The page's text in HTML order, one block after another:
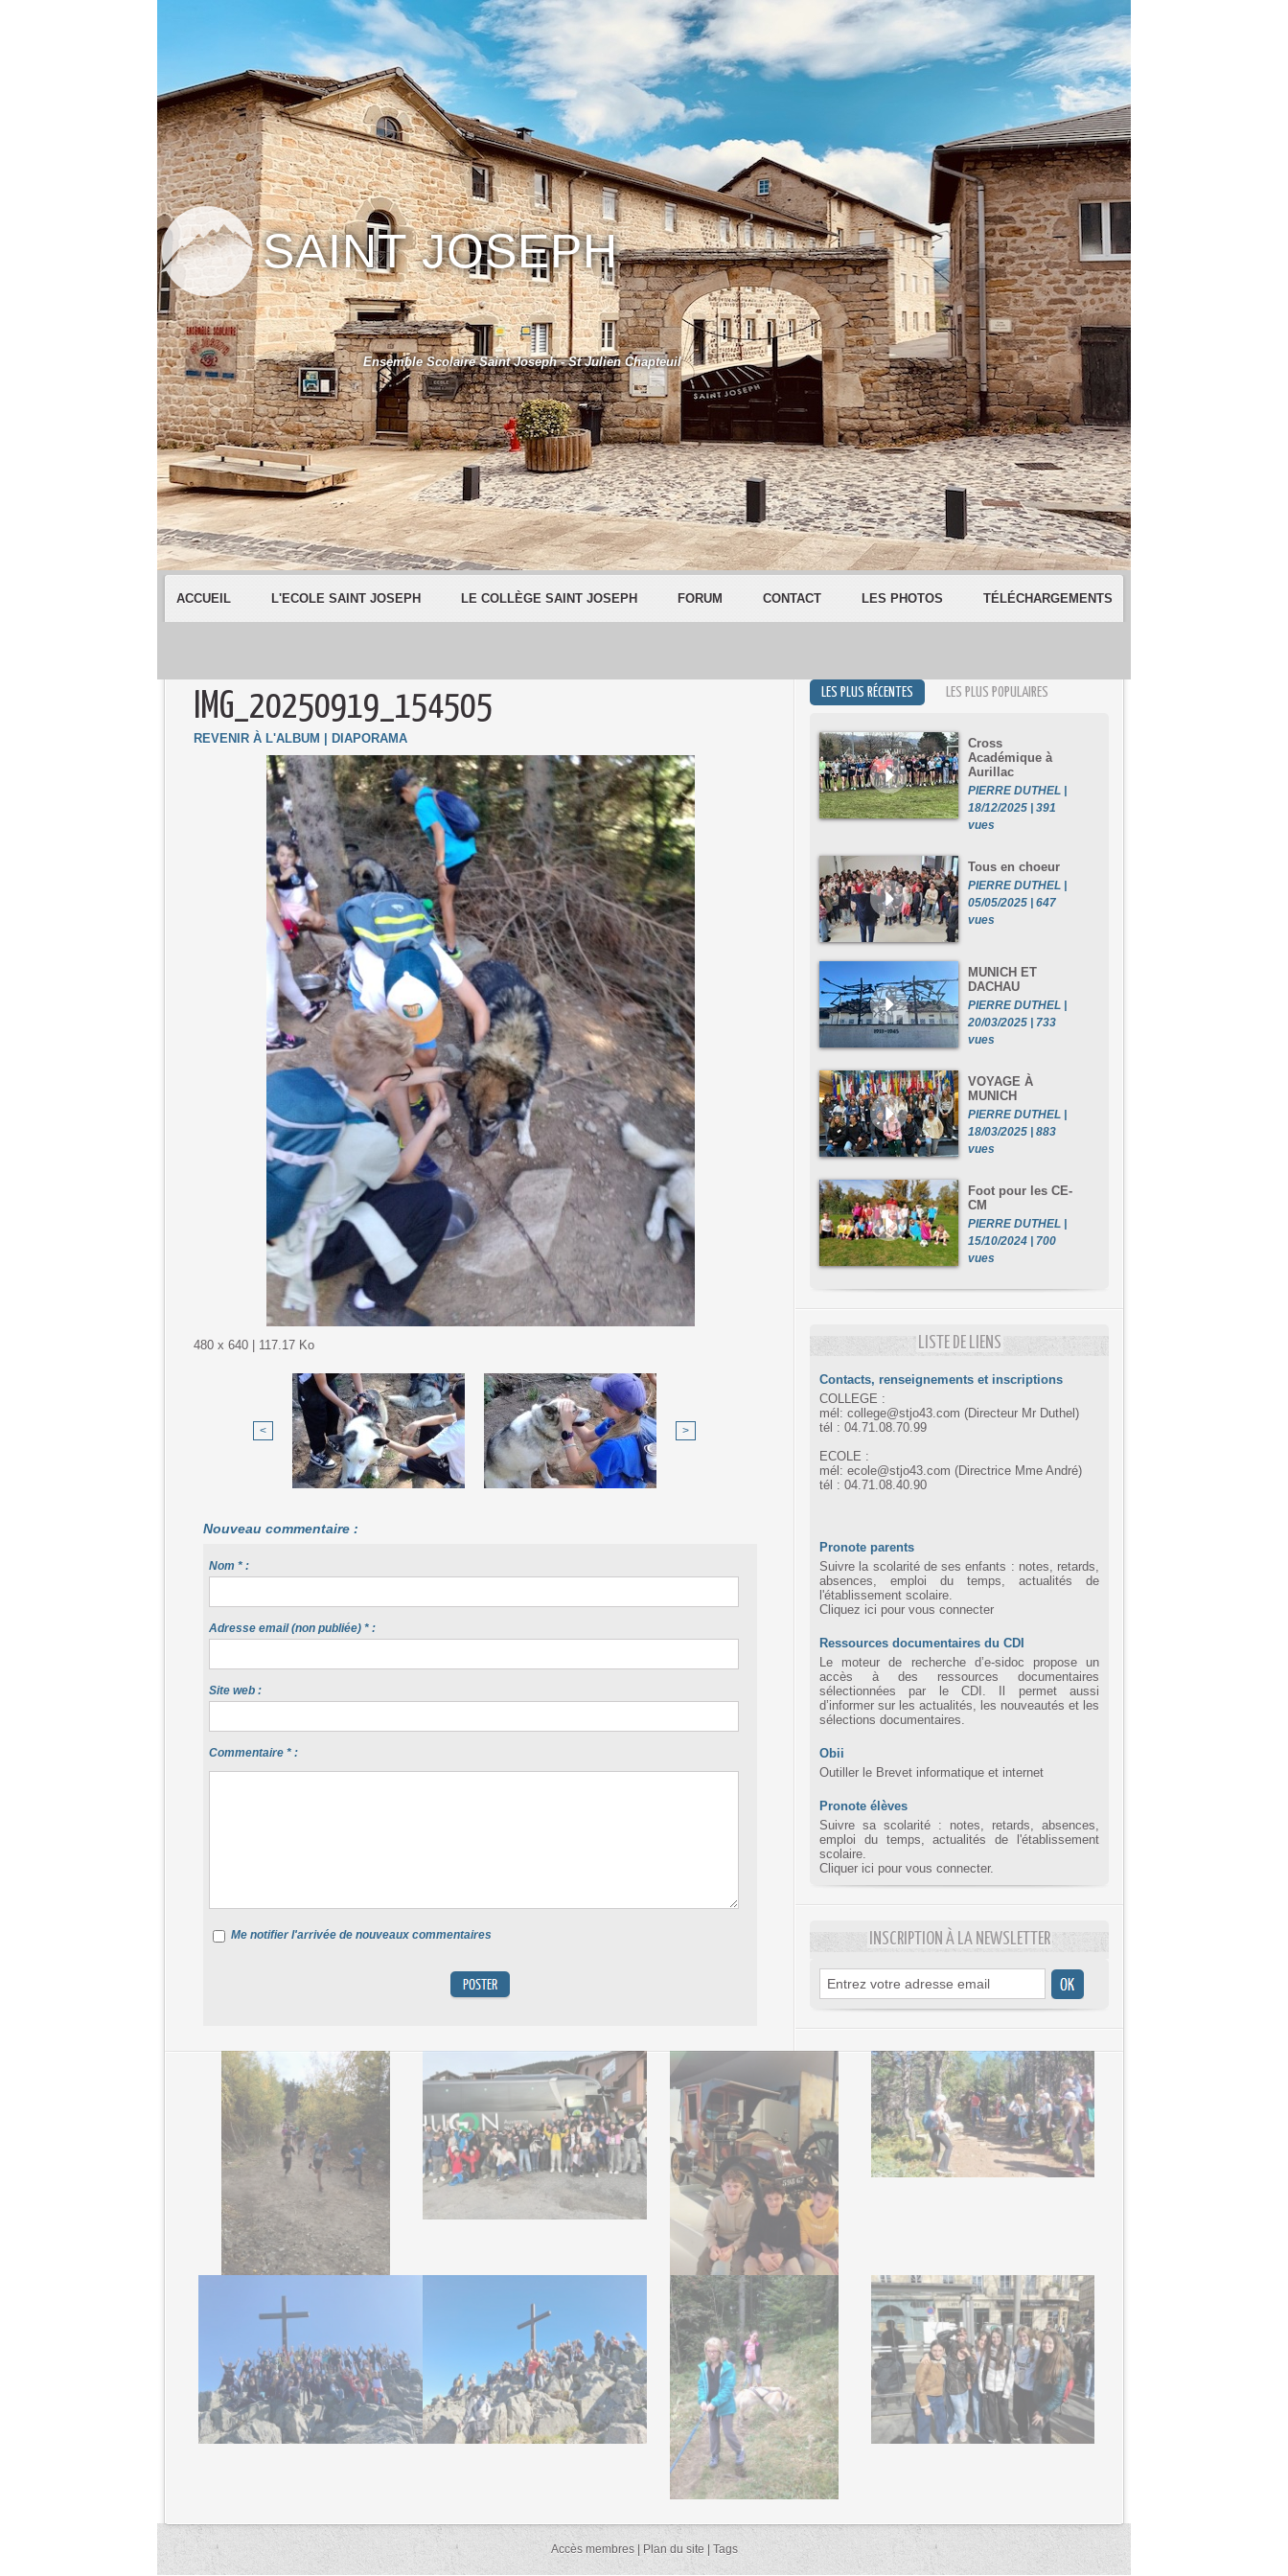
SAINT JOSEPH
Ensemble Scolaire Saint Joseph - St Julien Chapteuil
ACCUEIL L'ECOLE SAINT JOSEPH LE COLLÈGE SAINT JOSEPH FORUM CONTACT LES PHOTOS TÉLÉCHARGEMENTS
IMG_20250919_154505
REVENIR À L'ALBUM DIAPORAMA
480 x 640 | 117.17 Ko
< >
Nouveau commentaire :
Nom * :
Adresse email (non publiée) * :
Site web :
Commentaire * :
Me notifier l'arrivée de nouveaux commentaires
LES PLUS RÉCENTES LES PLUS POPULAIRES
Cross
Académique à
Aurillac
PIERRE DUTHEL |
18/12/2025 | 391
vues
Tous en choeur
PIERRE DUTHEL |
05/05/2025 | 647
vues
MUNICH ET
DACHAU
PIERRE DUTHEL |
20/03/2025 | 733
vues
VOYAGE À
MUNICH
PIERRE DUTHEL |
18/03/2025 | 883
vues
Foot pour les CE-
CM
PIERRE DUTHEL |
15/10/2024 | 700
vues
LISTE DE LIENS
Contacts, renseignements et inscriptions
COLLEGE :
mél: college@stjo43.com (Directeur Mr Duthel)
tél : 04.71.08.70.99
ECOLE :
mél: ecole@stjo43.com (Directrice Mme André)
tél : 04.71.08.40.90
Pronote parents
Suivre la scolarité de ses enfants : notes, retards,
absences, emploi du temps, actualités de
l'établissement scolaire.
Cliquez ici pour vous connecter
Ressources documentaires du CDI
Le moteur de recherche d’e-sidoc propose un
accès à des ressources documentaires
sélectionnées par le CDI. Il permet aussi
d’informer sur les actualités, les nouveautés et les
sélections documentaires.
Obii
Outiller le Brevet informatique et internet
Pronote élèves
Suivre sa scolarité : notes, retards, absences,
emploi du temps, actualités de l'établissement
scolaire.
Cliquer ici pour vous connecter.
INSCRIPTION À LA NEWSLETTER
Accès membres Plan du site Tags